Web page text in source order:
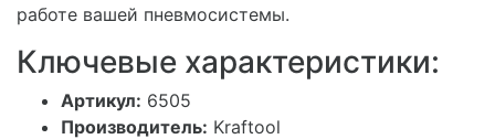
работе вашей пневмосистемы.
Ключевые характеристики:
Артикул: 6505
Производитель: Kraftool